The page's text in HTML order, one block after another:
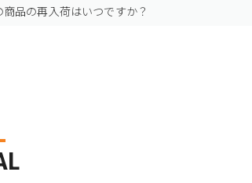
商品の再入荷はいつですか？